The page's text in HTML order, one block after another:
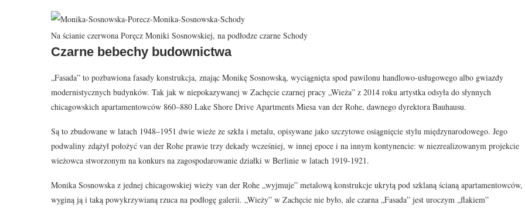
Na ścianie czerwona Poręcz Moniki Sosnowskiej, na podłodze czarne Schody
Czarne bebechy budownictwa
„Fasada” to pozbawiona fasady konstrukcja, znając Monikę Sosnowską, wyciągnięta spod pawilonu handlowo-usługowego albo gwiazdy
modernistycznych budynków. Tak jak w niepokazywanej w Zachęcie czarnej pracy „Wieża” z 2014 roku artystka odsyła do słynnych
chicagowskich apartamentowców 860–880 Lake Shore Drive Apartments Miesa van der Rohe, dawnego dyrektora Bauhausu.
Są to zbudowane w latach 1948–1951 dwie wieże ze szkła i metalu, opisywane jako szczytowe osiągnięcie stylu międzynarodowego. Jego
podwaliny zdążył położyć van der Rohe prawie trzy dekady wcześniej, w innej epoce i na innym kontynencie: w niezrealizowanym projekcie
wieżowca stworzonym na konkurs na zagospodarowanie działki w Berlinie w latach 1919-1921.
Monika Sosnowska z jednej chicagowskiej wieży van der Rohe „wyjmuje” metalową konstrukcje ukrytą pod szklaną ścianą apartamentowców,
wyginą ją i taką powykrzywianą rzuca na podłogę galerii. „Wieży” w Zachęcie nie było, ale czarna „Fasada” jest uroczym „flakiem”